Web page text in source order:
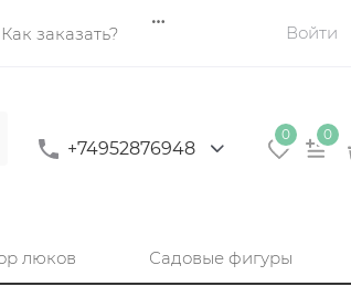
Как заказать? Войти
+74952876948
0 0
люков Садовые фигуры